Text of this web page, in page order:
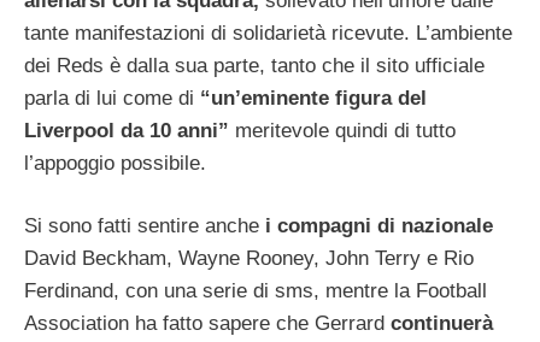
tante manifestazioni di solidarietà ricevute. L’ambiente
dei Reds è dalla sua parte, tanto che il sito ufficiale
parla di lui come di “un’eminente figura del
Liverpool da 10 anni” meritevole quindi di tutto
l’appoggio possibile.
Si sono fatti sentire anche i compagni di nazionale
David Beckham, Wayne Rooney, John Terry e Rio
Ferdinand, con una serie di sms, mentre la Football
Association ha fatto sapere che Gerrard continuerà